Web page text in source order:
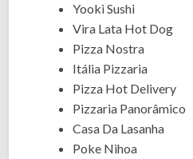
Yooki Sushi
Vira Lata Hot Dog
Pizza Nostra
Itália Pizzaria
Pizza Hot Delivery
Pizzaria Panorâmico
Casa Da Lasanha
Poke Nihoa